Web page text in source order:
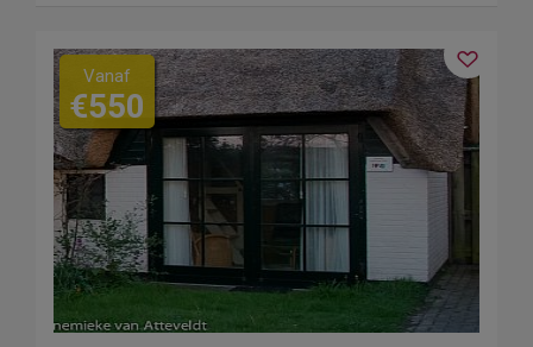
Vanaf
€550